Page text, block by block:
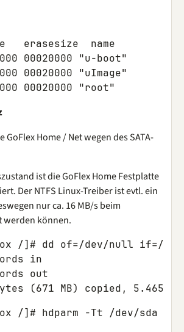
erasesize  name
00020000 "u-boot"
00020000 "uImage"
GoFlex Home / Net wegen des SATA-
ist die GoFlex Home Festplatte
Der NTFS Linux-Treiber ist evtl. ein
nur ca. 16 MB/s beim
werden können.
/]# dd of=/dev/null if=/dev/
in
out
/]# hdparm -Tt /dev/sda